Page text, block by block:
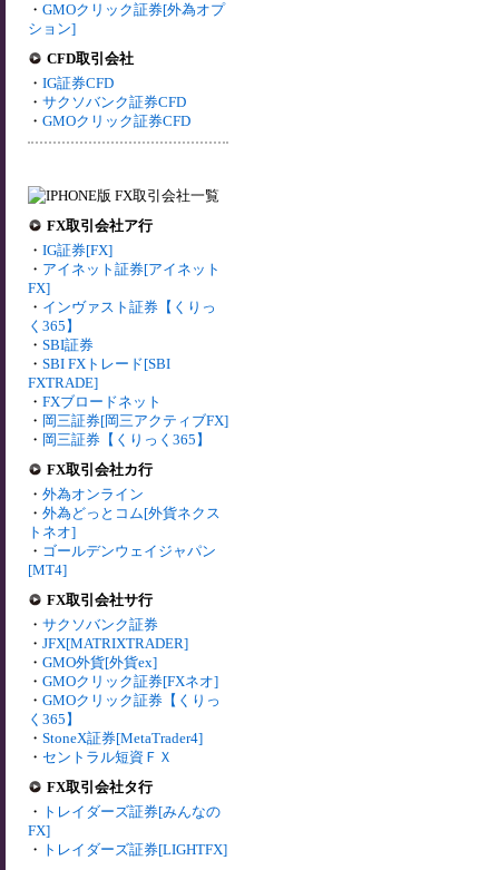
・ GMOクリック証券[外為オプ
ション]
CFD取引会社
・ IG証券CFD
・ サクソバンク証券CFD
・ GMOクリック証券CFD
FX取引会社ア行
・ IG証券[FX]
・ アイネット証券[アイネット
FX]
・ インヴァスト証券【くりっ
く365】
・ SBI証券
・ SBI FXトレード[SBI
FXTRADE]
・ FXブロードネット
・ 岡三証券[岡三アクティブFX]
・ 岡三証券【くりっく365】
FX取引会社カ行
・ 外為オンライン
・ 外為どっとコム[外貨ネクス
トネオ]
・ ゴールデンウェイジャパン
[MT4]
FX取引会社サ行
・ サクソバンク証券
・ JFX[MATRIXTRADER]
・ GMO外貨[外貨ex]
・ GMOクリック証券[FXネオ]
・ GMOクリック証券【くりっ
く365】
・ StoneX証券[MetaTrader4]
・ セントラル短資ＦＸ
FX取引会社タ行
・ トレイダーズ証券[みんなの
FX]
・ トレイダーズ証券[LIGHTFX]